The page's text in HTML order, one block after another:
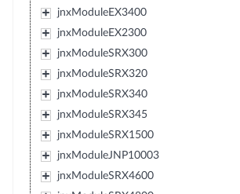
jnxModuleEX3400
jnxModuleEX2300
jnxModuleSRX300
jnxModuleSRX320
jnxModuleSRX340
jnxModuleSRX345
jnxModuleSRX1500
jnxModuleJNP10003
jnxModuleSRX4600